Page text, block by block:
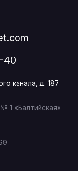
40
канала, д. 187
1 «Балтийская»